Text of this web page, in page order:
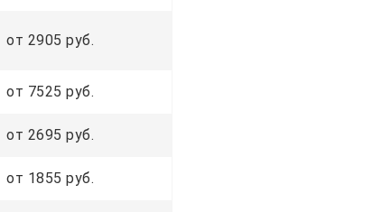
от 2905 руб.
от 7525 руб.
от 2695 руб.
от 1855 руб.